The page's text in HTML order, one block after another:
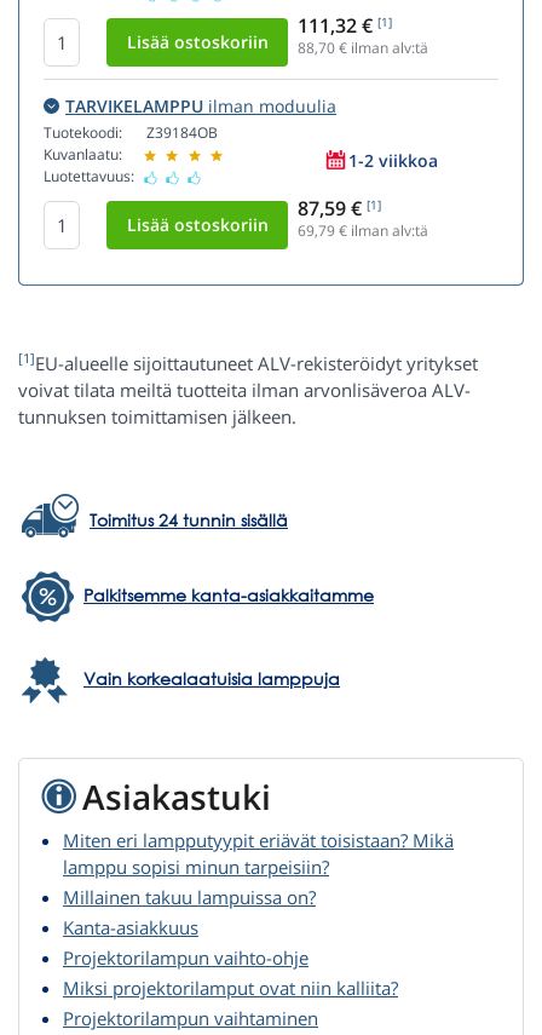
111,32 € [1]
88,70€ ilman alv:tä
TARVIKELAMPPU ilman moduulia
Tuotekoodi:
Kuvanlaatu:
Luotettavuus:
Z39184OB
1-2 viikkoa
87,59 € [1]
69,79€ ilman alv:tä
[1]EU-alueelle sijoittautuneet ALV-rekisteröidyt yritykset
voivat tilata meiltä tuotteita ilman arvonlisäveroa ALV-
tunnuksen toimittamisen jälkeen.
Toimitus 24 tunnin sisällä
Palkitsemme kanta-asiakkaitamme
Vain korkealaatuisia lamppuja
Asiakastuki
Miten eri lampputyypit eriävät toisistaan? Mikä
lamppu sopisi minun tarpeisiin?
Millainen takuu lampuissa on?
Kanta-asiakkuus
Projektorilampun vaihto-ohje
Miksi projektorilamput ovat niin kalliita?
Projektorilampun vaihtaminen